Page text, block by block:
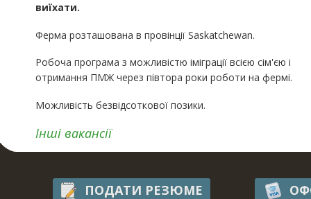
виїхати.
Ферма розташована в провінції Saskatchewan.
Робоча програма з можливістю іміграції всією сім'єю і
отримання ПМЖ через півтора роки роботи на фермі.
Можливість безвідсоткової позики.
​Інші вакансії
ПОДАТИ РЕЗЮМЕ